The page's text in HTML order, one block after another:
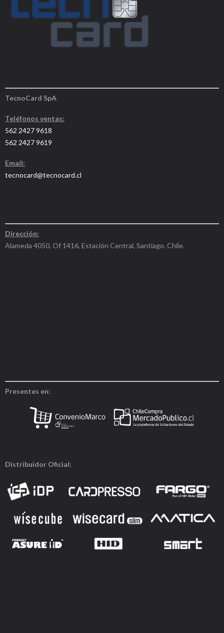
TecnoCard SpA
Teléfonos ventas:
562 2427 9618
562 2427 9619
Email:
tecnocard@tecnocard.cl
Dirección:
Alameda 4050, Of 1416, Estación Central, Santiago. Chile.
Presentes en:
Distribuidor Oficial: